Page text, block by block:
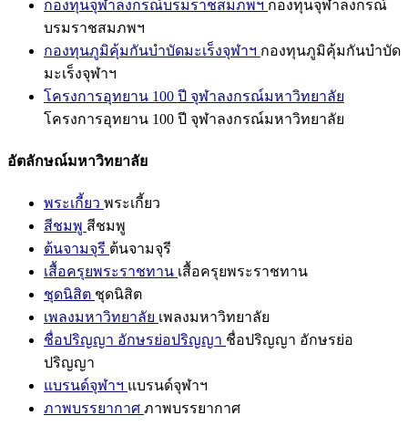
กองทุนจุฬาลงกรณ์บรมราชสมภพฯ กองทุนจุฬาลงกรณ์
บรมราชสมภพฯ
กองทุนภูมิคุ้มกันบำบัดมะเร็งจุฬาฯ กองทุนภูมิคุ้มกันบำบัด
มะเร็งจุฬาฯ
โครงการอุทยาน 100 ปี จุฬาลงกรณ์มหาวิทยาลัย
โครงการอุทยาน 100 ปี จุฬาลงกรณ์มหาวิทยาลัย
อัตลักษณ์มหาวิทยาลัย
พระเกี้ยว พระเกี้ยว
สีชมพู สีชมพู
ต้นจามจุรี ต้นจามจุรี
เสื้อครุยพระราชทาน เสื้อครุยพระราชทาน
ชุดนิสิต ชุดนิสิต
เพลงมหาวิทยาลัย เพลงมหาวิทยาลัย
ชื่อปริญญา อักษรย่อปริญญา ชื่อปริญญา อักษรย่อ
ปริญญา
แบรนด์จุฬาฯ แบรนด์จุฬาฯ
ภาพบรรยากาศ ภาพบรรยากาศ